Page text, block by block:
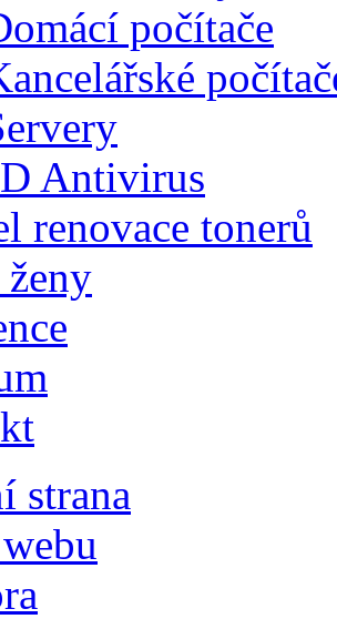
počítače
Antivirus
renovace tonerů
strana